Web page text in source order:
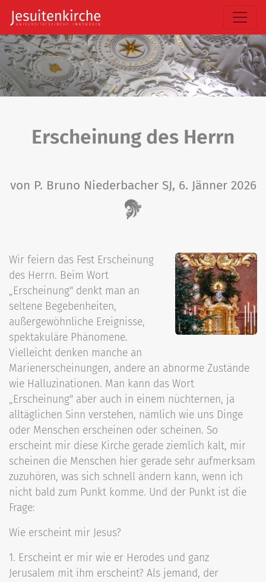
Erscheinung des Herrn
von P. Bruno Niederbacher SJ, 6. Jänner 2026
Wir feiern das Fest Erscheinung
des Herrn. Beim Wort
„Erscheinung" denkt man an
seltene Begebenheiten,
außergewöhnliche Ereignisse,
spektakuläre Phänomene.
Vielleicht denken manche an
Marienerscheinungen, andere an abnorme Zustände
wie Halluzinationen. Man kann das Wort
„Erscheinung" aber auch in einem nüchternen, ja
alltäglichen Sinn verstehen, nämlich wie uns Dinge
oder Menschen erscheinen oder scheinen. So
erscheint mir diese Kirche gerade ziemlich kalt, mir
scheinen die Menschen hier gerade sehr aufmerksam
zuzuhören, was sich schnell ändern kann, wenn ich
nicht bald zum Punkt komme. Und der Punkt ist die
Frage:
Wie erscheint mir Jesus?
1. Erscheint er mir wie er Herodes und ganz
Jerusalem mit ihm erscheint? Als jemand, der